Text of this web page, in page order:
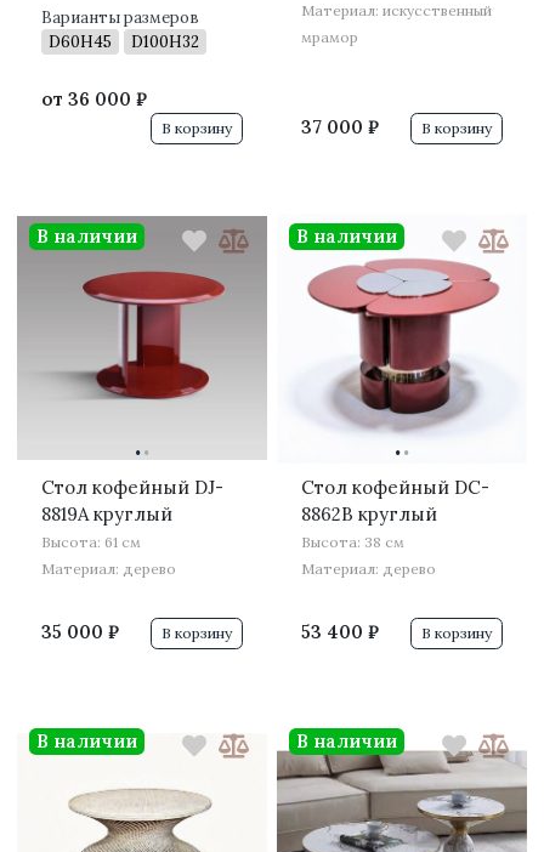
Варианты размеров
D60H45
D100H32
от 36 000 ₽
В корзину
Материал: искусственный
мрамор
37 000 ₽ В корзину
··
Стол кофейный DJ-
8819A круглый
Высота: 61 см
Материал: дерево
35 000 ₽
В наличии
В корзину
··
Стол кофейный DC-
8862B круглый
Высота: 38 см
Материал: дерево
53 400 ₽
В наличии
В корзину
В наличии В наличии